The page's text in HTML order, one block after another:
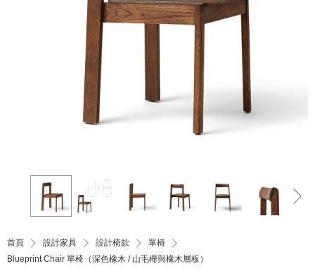
首頁 設計家具 設計椅款
單椅
Blueprint Chair 單椅（深色橡木 / 山毛櫸與橡木層板）